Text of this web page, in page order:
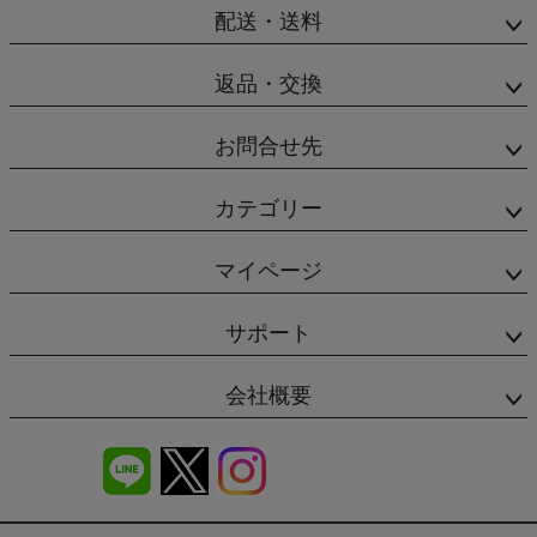
配送・送料
返品・交換
お問合せ先
カテゴリー
マイページ
サポート
会社概要